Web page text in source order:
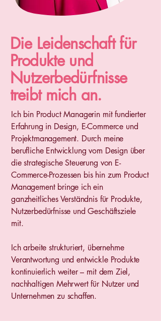
Die Leidenschaft für
Produkte und
Nutzerbedürfnisse
treibt mich an.
Ich bin Product Managerin mit fundierter
Erfahrung in Design, E-Commerce und
Projektmanagement. Durch meine
berufliche Entwicklung vom Design über
die strategische Steuerung von E-
Commerce-Prozessen bis hin zum Product
Management bringe ich ein
ganzheitliches Verständnis für Produkte,
Nutzerbedürfnisse und Geschäftsziele
mit.
Ich arbeite strukturiert, übernehme
Verantwortung und entwickle Produkte
kontinuierlich weiter – mit dem Ziel,
nachhaltigen Mehrwert für Nutzer und
Unternehmen zu schaffen.